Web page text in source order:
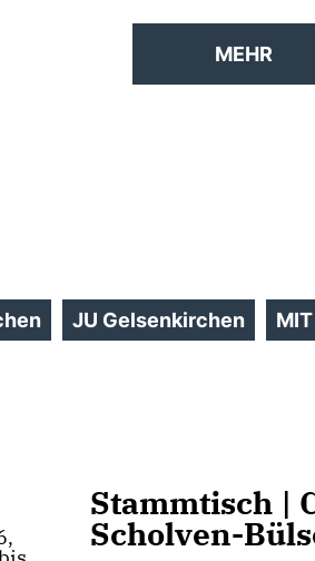
MEHR
JU Gelsenkirchen
Stammtisch |
Scholven-